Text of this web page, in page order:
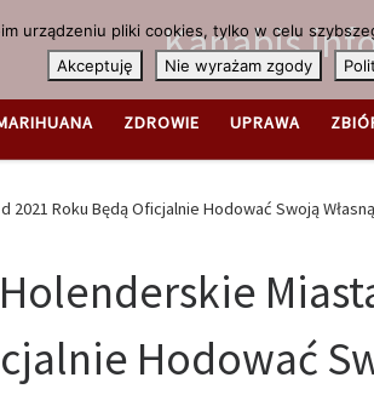
ZDROWIE UPRAWA
2021 Roku Będą Oficjalnie Hodować Swoją
Hodować
urządzeniu pliki cookies, tylko w celu
Akceptuję
Nie wyrażam zgody